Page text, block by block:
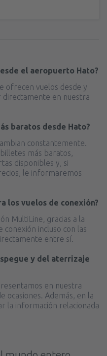
el aeropuerto Hato?
ofrecen vuelos desde y
directamente en nuestra
baratos desde Hato?
constantemente.
más baratos,
disponibles y, si
le informaremos
los vuelos de conexión?
MultiLine, gracias a la
conexión incluso con las
entre sí.
y del aterrizaje
en nuestra
ocasiones. Además, en la
la información relacionada